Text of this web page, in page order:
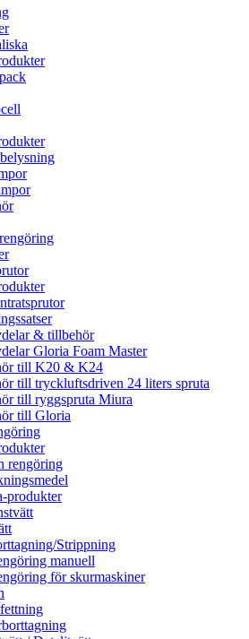
& tillbehör
Gloria Foam Master
till K20 & K24
till tryckluftsdriven 24 liters spruta
till ryggspruta Miura
till Gloria
rengöring
produkter
Strippning
manuell
för skurmaskiner